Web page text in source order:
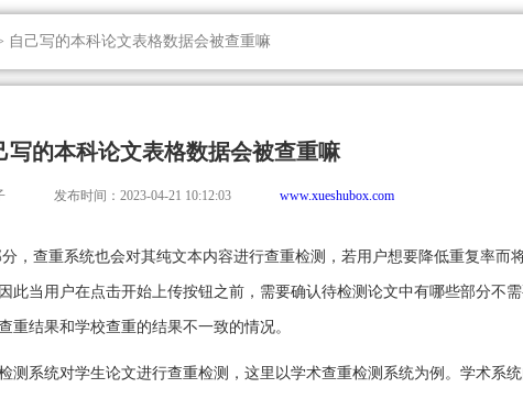
自己写的本科论文表格数据会被查重嘛
写的本科论文表格数据会被查重嘛
发布时间：2023-04-21 10:12:03 www.xueshubox.com
，查重系统也会对其纯文本内容进行查重检测，若用户想要降低重复率而
此当用户在点击开始上传按钮之前，需要确认待检测论文中有哪些部分不
结果和学校查重的结果不一致的情况。
测系统对学生论文进行查重检测，这里以学术查重检测系统为例。学术系